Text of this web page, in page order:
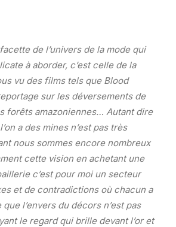
de l’univers de la mode qui
à aborder, c’est celle de la
vu des films tels que Blood
sur les déversements de
forêts amazoniennes… Autant dire
a des mines n’est pas très
nous sommes encore nombreux
cette vision en achetant une
c’est pour moi un secteur
et de contradictions où chacun a
l’envers du décors n’est pas
le regard qui brille devant l’or et